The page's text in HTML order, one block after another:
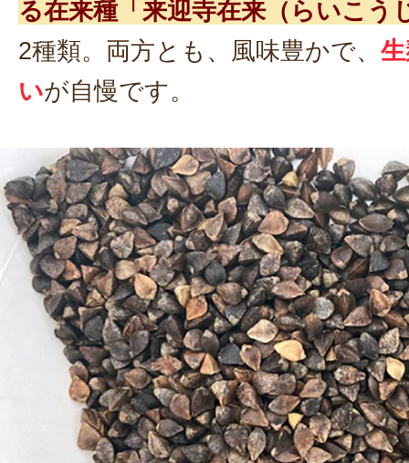
る在来種「来迎寺在来（らいこう
2種類。両方とも、風味豊かで、
いが自慢です。